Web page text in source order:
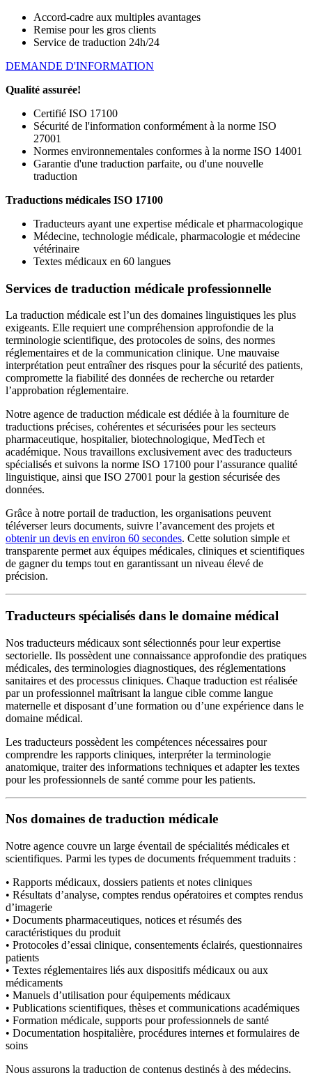
Accord-cadre aux multiples avantages
Remise pour les gros clients
Service de traduction 24h/24
DEMANDE D'INFORMATION
Qualité assurée!
Certifié ISO 17100
Sécurité de l'information conformément à la norme ISO
27001
Normes environnementales conformes à la norme ISO 14001
Garantie d'une traduction parfaite, ou d'une nouvelle
traduction
Traductions médicales ISO 17100
Traducteurs ayant une expertise médicale et pharmacologique
Médecine, technologie médicale, pharmacologie et médecine
vétérinaire
Textes médicaux en 60 langues
Services de traduction médicale professionnelle
La traduction médicale est l’un des domaines linguistiques les plus
exigeants. Elle requiert une compréhension approfondie de la
terminologie scientifique, des protocoles de soins, des normes
réglementaires et de la communication clinique. Une mauvaise
interprétation peut entraîner des risques pour la sécurité des patients,
compromette la fiabilité des données de recherche ou retarder
l’approbation réglementaire.
Notre agence de traduction médicale est dédiée à la fourniture de
traductions précises, cohérentes et sécurisées pour les secteurs
pharmaceutique, hospitalier, biotechnologique, MedTech et
académique. Nous travaillons exclusivement avec des traducteurs
spécialisés et suivons la norme ISO 17100 pour l’assurance qualité
linguistique, ainsi que ISO 27001 pour la gestion sécurisée des
données.
Grâce à notre portail de traduction, les organisations peuvent
téléverser leurs documents, suivre l’avancement des projets et
obtenir un devis en environ 60 secondes. Cette solution simple et
transparente permet aux équipes médicales, cliniques et scientifiques
de gagner du temps tout en garantissant un niveau élevé de
précision.
Traducteurs spécialisés dans le domaine médical
Nos traducteurs médicaux sont sélectionnés pour leur expertise
sectorielle. Ils possèdent une connaissance approfondie des pratiques
médicales, des terminologies diagnostiques, des réglementations
sanitaires et des processus cliniques. Chaque traduction est réalisée
par un professionnel maîtrisant la langue cible comme langue
maternelle et disposant d’une formation ou d’une expérience dans le
domaine médical.
Les traducteurs possèdent les compétences nécessaires pour
comprendre les rapports cliniques, interpréter la terminologie
anatomique, traiter des informations techniques et adapter les textes
pour les professionnels de santé comme pour les patients.
Nos domaines de traduction médicale
Notre agence couvre un large éventail de spécialités médicales et
scientifiques. Parmi les types de documents fréquemment traduits :
• Rapports médicaux, dossiers patients et notes cliniques
• Résultats d’analyse, comptes rendus opératoires et comptes rendus
d’imagerie
• Documents pharmaceutiques, notices et résumés des
caractéristiques du produit
• Protocoles d’essai clinique, consentements éclairés, questionnaires
patients
• Textes réglementaires liés aux dispositifs médicaux ou aux
médicaments
• Manuels d’utilisation pour équipements médicaux
• Publications scientifiques, thèses et communications académiques
• Formation médicale, supports pour professionnels de santé
• Documentation hospitalière, procédures internes et formulaires de
soins
Nous assurons la traduction de contenus destinés à des médecins,